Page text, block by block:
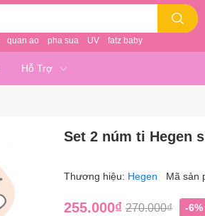
quan ao pha sua UV fatz baby
Hỗ Trợ
Set 2 núm ti Hegen
Thương hiệu: Hegen Mã sản
255.000₫ 270.000₫
-6%